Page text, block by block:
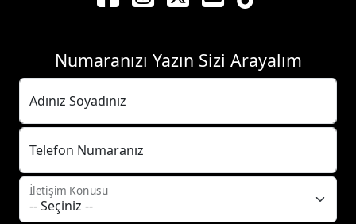
Numaranızı Yazın Sizi Arayalım
Adınız Soyadınız
Telefon Numaranız
İletişim Konusu